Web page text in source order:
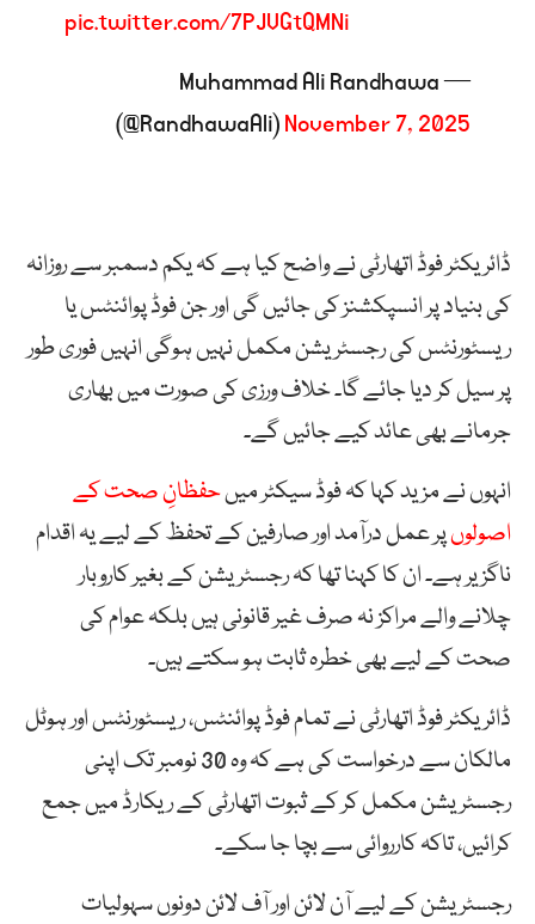
pic.twitter.com/7PJVGtQMNi
— Muhammad Ali Randhawa
(@RandhawaAli)November 7, 2025
ڈائریکٹر فوڈ اتھارٹی نے واضح کیا ہے کہ یکم دسمبر سے روزانہ
کی بنیاد پر انسپکشنز کی جائیں گی اور جن فوڈ پوائنٹس یا
ریسٹورنٹس کی رجسٹریشن مکمل نہیں ہوگی انہیں فوری طور
پر سیل کر دیا جائے گا۔ خلاف ورزی کی صورت میں بھاری
جرمانے بھی عائد کیے جائیں گے۔
انہوں نے مزید کہا کہ فوڈ سیکٹر میںحفظانِ صحت کے
اصولوںپر عمل درآمد اور صارفین کے تحفظ کے لیے یہ اقدام
ناگزیر ہے۔ ان کا کہنا تھا کہ رجسٹریشن کے بغیر کاروبار
چلانے والے مراکز نہ صرف غیر قانونی ہیں بلکہ عوام کی
صحت کے لیے بھی خطرہ ثابت ہو سکتے ہیں۔
ڈائریکٹر فوڈ اتھارٹی نے تمام فوڈ پوائنٹس، ریسٹورنٹس اور ہوٹل
مالکان سے درخواست کی ہے کہ وہ 30 نومبر تک اپنی
رجسٹریشن مکمل کر کے ثبوت اتھارٹی کے ریکارڈ میں جمع
کرائیں، تاکہ کارروائی سے بچا جا سکے۔
رجسٹریشن کے لیے آن لائن اور آف لائن دونوں سہولیات